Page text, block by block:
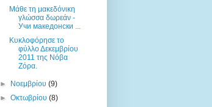
Μάθε τη μακεδόνικη
γλώσσα δωρεάν -
Учи македонски ...
Κυκλοφόρησε το
φύλλο Δεκεμβρίου
2011 της Νόβα
Ζόρα.
► Νοεμβρίου(9)
►Οκτωβρίου(8)